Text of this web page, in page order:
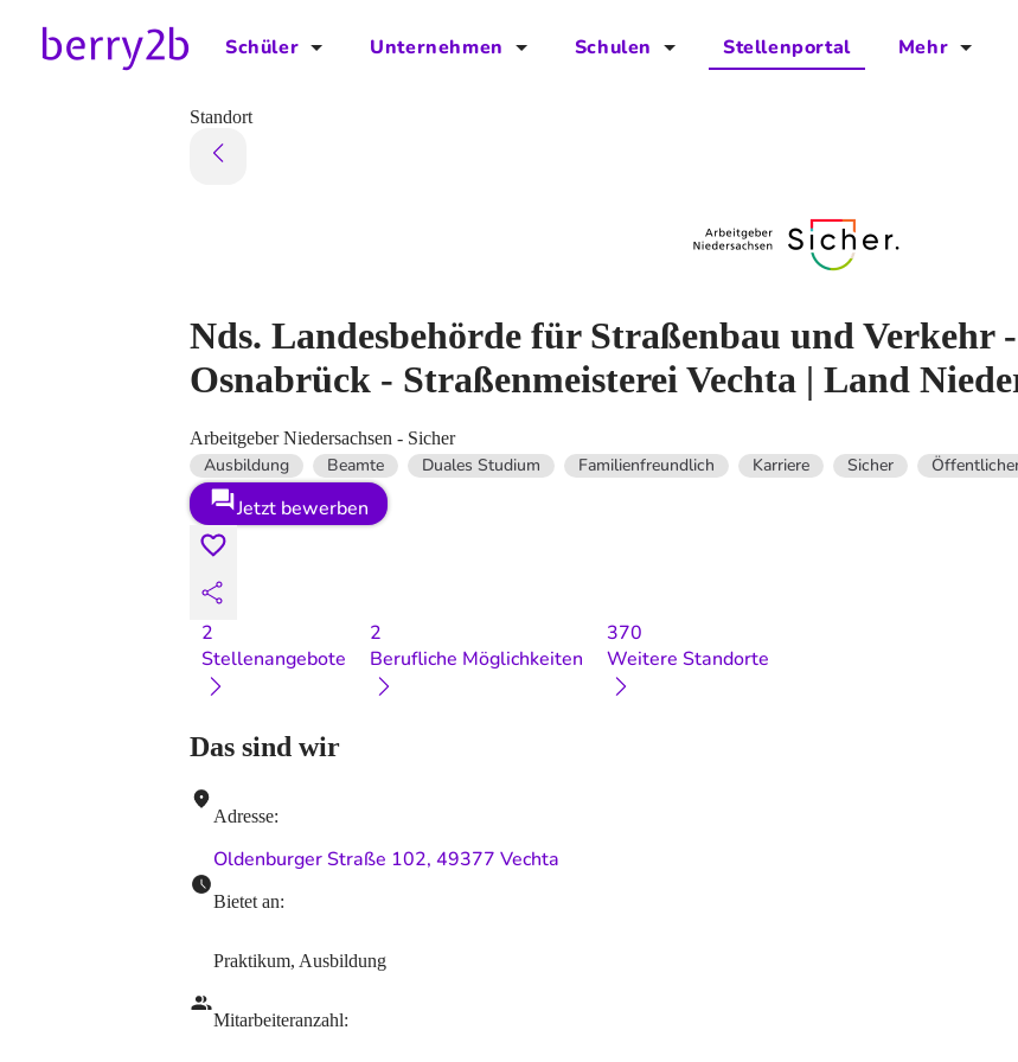
Schüler Unternehmen Schulen Stellenportal Mehr
Presse
Blog
Standort
Nds. Landesbehörde für Straßenbau und Verkehr
Osnabrück - Straßenmeisterei Vechta | Land
Arbeitgeber Niedersachsen - Sicher
Ausbildung Beamte Duales Studium Familienfreundlich Karriere Sicher
Jetzt bewerben
2
Stellenangebote
2
Berufliche Möglichkeiten
370
Weitere Standorte
Das sind wir
Adresse:
Oldenburger Straße 102, 49377 Vechta
Bietet an:
Praktikum, Ausbildung
Mitarbeiteranzahl: